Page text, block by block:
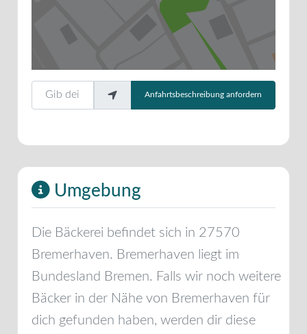
Gib deinen Standort ein.
Anfahrtsbeschreibung anfordern
Umgebung
Die Bäckerei befindet sich in 27570
Bremerhaven. Bremerhaven liegt im
Bundesland Bremen. Falls wir noch weitere
Bäcker in der Nähe von Bremerhaven für
dich gefunden haben, werden dir diese